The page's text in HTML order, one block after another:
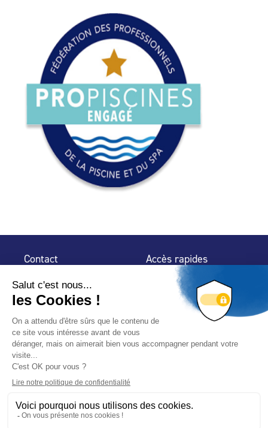
Contact
32 rue de Mogador
75 009 Paris
Accès rapides
Espace Presse
Trouver un
professionnel
Nous suivre